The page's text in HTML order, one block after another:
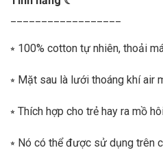
⭒ 100% cotton tự nhiên, thoải
⭒ Mặt sau là lưới thoáng khí air
⭒ Thích hợp cho trẻ hay ra mồ
⭒ Nó có thể được sử dụng trên